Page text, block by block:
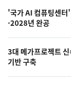
오
의
사
진
'국가 AI 컴퓨팅센
·2028년 완공
3대 메가프로젝트
기반 구축